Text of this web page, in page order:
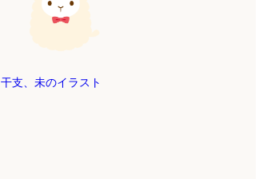
干支、未のイラスト